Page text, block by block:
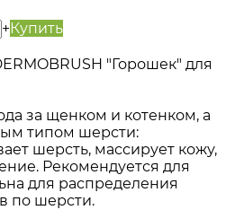
+Купить
"Горошек" для
за щенком и котенком, а
типом шерсти:
шерсть, массирует кожу,
Рекомендуется для
для распределения
по шерсти.